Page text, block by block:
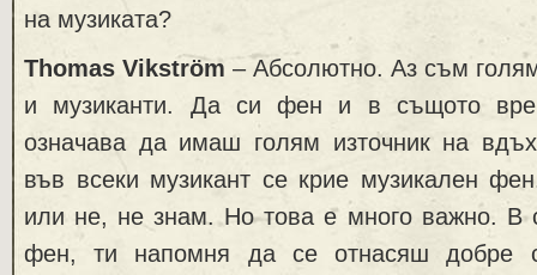
на музиката?
Thomas Vikström – Абсолютно. Аз съм
и музиканти. Да си фен и в същото
означава да имаш голям източник на
във всеки музикант се крие музикален
или не, не знам. Но това е много важно. В
фен, ти напомня да се отнасяш добре